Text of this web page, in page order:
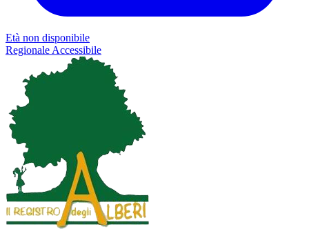
Età non disponibile
Regionale Accessibile